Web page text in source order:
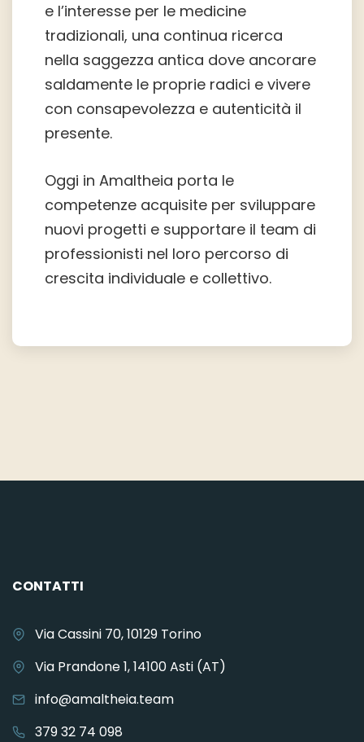
e l’interesse per le medicine
tradizionali, una continua ricerca
nella saggezza antica dove ancorare
saldamente le proprie radici e vivere
con consapevolezza e autenticità il
presente.
Oggi in Amaltheia porta le
competenze acquisite per sviluppare
nuovi progetti e supportare il team di
professionisti nel loro percorso di
crescita individuale e collettivo.
CONTATTI
Via Cassini 70, 10129 Torino
Via Prandone 1, 14100 Asti (AT)
info@amaltheia.team
379 32 74 098